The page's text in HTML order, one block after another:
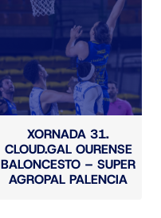
XORNADA 31.
CLOUD.GAL OURENSE
BALONCESTO – SUPER
AGROPAL PALENCIA